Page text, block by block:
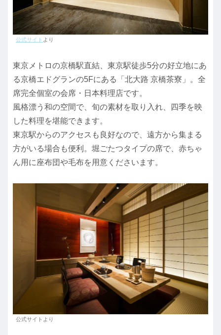
公式サイト より
東京メトロの京橋駅直結、東京駅徒歩5分の好立地にあ
る京橋エドグランの5Fにある「北大路 京橋茶寮」。全
席完全個室の会席・日本料理店です。
風格漂う和の空間で、旬の素材を取り入れ、四季を映
した料理を堪能できます。
東京駅からのアクセスも良好なので、遠方から集まる
方がいる場合も便利。堀ごたつタイプの席で、赤ちゃ
ん用に座布団や毛布を用意くださいます。
公式サイトより